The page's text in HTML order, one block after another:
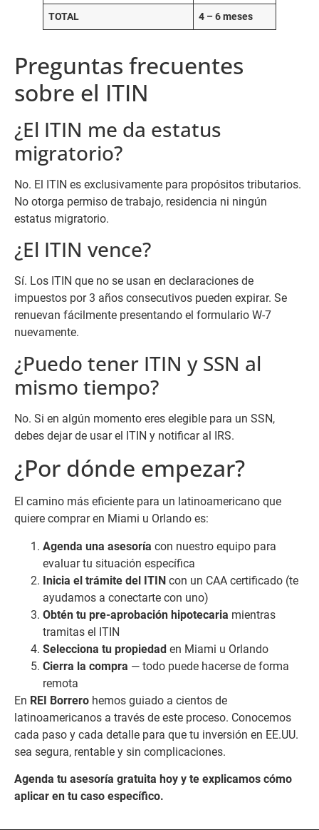
TOTAL 4 – 6 meses
Preguntas frecuentes
sobre el ITIN
¿El ITIN me da estatus
migratorio?
No. El ITIN es exclusivamente para propósitos tributarios.
No otorga permiso de trabajo, residencia ni ningún
estatus migratorio.
¿El ITIN vence?
Sí. Los ITIN que no se usan en declaraciones de
impuestos por 3 años consecutivos pueden expirar. Se
renuevan fácilmente presentando el formulario W-7
nuevamente.
¿Puedo tener ITIN y SSN al
mismo tiempo?
No. Si en algún momento eres elegible para un SSN,
debes dejar de usar el ITIN y notificar al IRS.
¿Por dónde empezar?
El camino más eficiente para un latinoamericano que
quiere comprar en Miami u Orlando es:
Agenda una asesoría con nuestro equipo para
evaluar tu situación específica
Inicia el trámite del ITIN con un CAA certificado (te
ayudamos a conectarte con uno)
Obtén tu pre-aprobación hipotecaria mientras
tramitas el ITIN
Selecciona tu propiedad en Miami u Orlando
Cierra la compra — todo puede hacerse de forma
remota
En REI Borrero hemos guiado a cientos de
latinoamericanos a través de este proceso. Conocemos
cada paso y cada detalle para que tu inversión en EE.UU.
sea segura, rentable y sin complicaciones.
Agenda tu asesoría gratuita hoy y te explicamos cómo
aplicar en tu caso específico.